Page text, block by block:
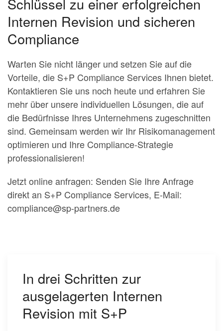
Internen Revision und sicheren
Compliance
Warten Sie nicht länger und setzen Sie auf die
Vorteile, die S+P Compliance Services Ihnen bietet.
Kontaktieren Sie uns noch heute und erfahren Sie
mehr über unsere individuellen Lösungen, die auf
die Bedürfnisse Ihres Unternehmens zugeschnitten
sind. Gemeinsam werden wir Ihr Risikomanagement
optimieren und Ihre Compliance-Strategie
professionalisieren!
Jetzt online anfragen: Senden Sie Ihre Anfrage
direkt an S+P Compliance Services, E-Mail:
compliance@sp-partners.de
In drei Schritten zur
ausgelagerten Internen
Revision mit S+P